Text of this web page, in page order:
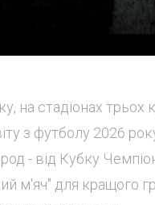
на стадіонах
з футболу 2026
- від Кубку
м'яч" для кращого